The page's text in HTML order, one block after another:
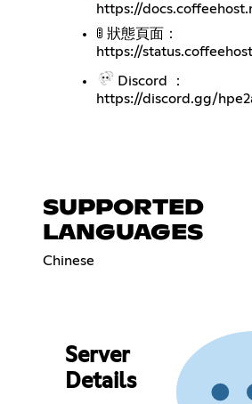
https://
🚦 狀態頁面：
https://
Discord ：
https://discord.gg/
SUPPORTED
LANGUAGES
Chinese
Server
Details